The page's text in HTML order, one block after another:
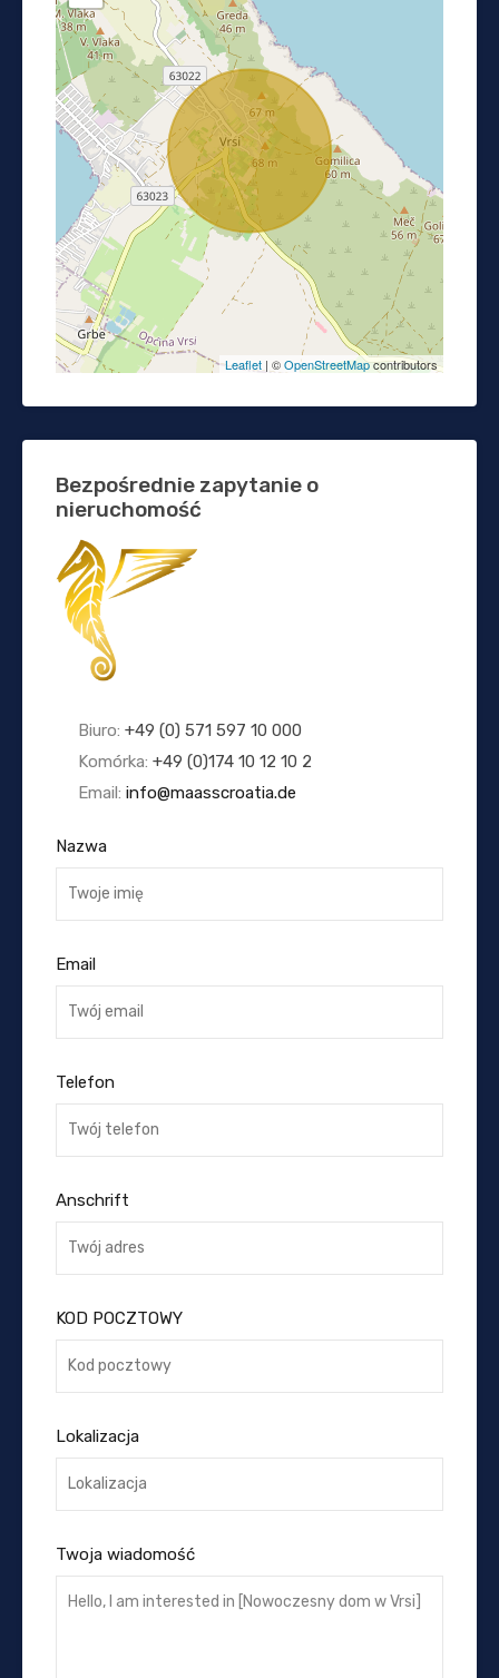
Leaflet | ©OpenStreetMapcontributors
Bezpośrednie zapytanie o
nieruchomość
Biuro: +49 (0) 571 597 10 000
Komórka: +49 (0)174 10 12 10 2
Email: info@maasscroatia.de
Nazwa
Email
Telefon
Anschrift
KOD POCZTOWY
Lokalizacja
Twoja wiadomość